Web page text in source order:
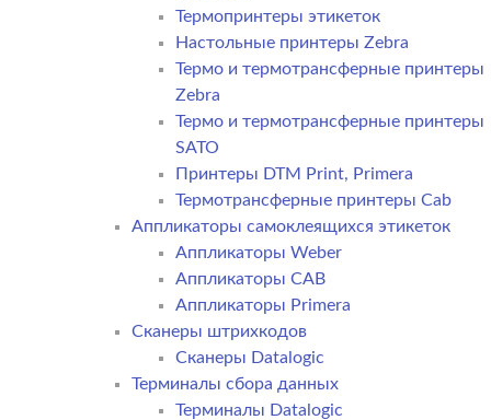
Термопринтеры этикеток
Настольные принтеры Zebra
Термо и термотрансферные принтеры
Zebra
Термо и термотрансферные принтеры
SATO
Принтеры DTM Print, Primera
Термотрансферные принтеры Cab
Аппликаторы самоклеящихся этикеток
Аппликаторы Weber
Аппликаторы CAB
Аппликаторы Primera
Сканеры штрихкодов
Сканеры Datalogic
Терминалы сбора данных
Терминалы Datalogic